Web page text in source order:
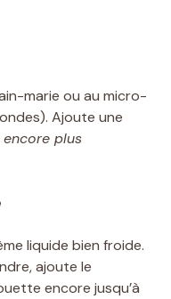
marie ou au micro-
Ajoute une
plus
liquide bien froide.
ajoute le
encore jusqu’à